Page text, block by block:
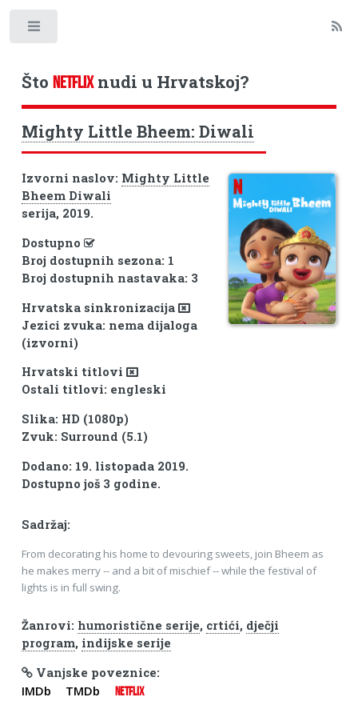
Što NETFLIXnudi u Hrvatskoj?
Mighty Little Bheem: Diwali
Izvorni naslov: Mighty Little
Bheem Diwali
serija, 2019.
Dostupno
Broj dostupnih sezona: 1
Broj dostupnih nastavaka: 3
Hrvatska sinkronizacija
Jezici zvuka: nema dijaloga
(izvorni)
Hrvatski titlovi
Ostali titlovi: engleski
Slika: HD (1080p)
Zvuk: Surround (5.1)
Dodano: 19. listopada 2019.
Dostupno još 3 godine.
Sadržaj:
From decorating his home to devouring sweets, join Bheem as
he makes merry -- and a bit of mischief -- while the festival of
lights is in full swing.
Žanrovi: humoristične serije, crtići, dječji
program, indijske serije
Vanjske poveznice:
IMDb TMDb NETFLIX